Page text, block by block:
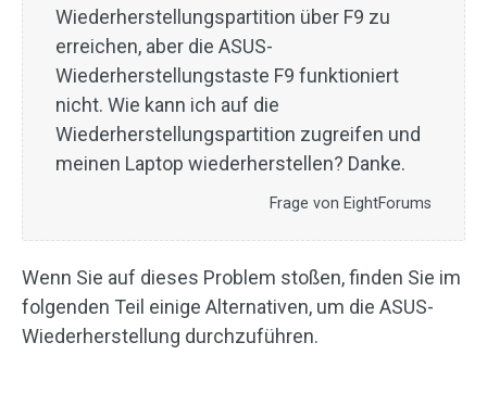
Wiederherstellungspartition über F9 zu
erreichen, aber die ASUS-
Wiederherstellungstaste F9 funktioniert
nicht. Wie kann ich auf die
Wiederherstellungspartition zugreifen und
meinen Laptop wiederherstellen? Danke.
Frage von EightForums
Wenn Sie auf dieses Problem stoßen, finden Sie im
folgenden Teil einige Alternativen, um die ASUS-
Wiederherstellung durchzuführen.